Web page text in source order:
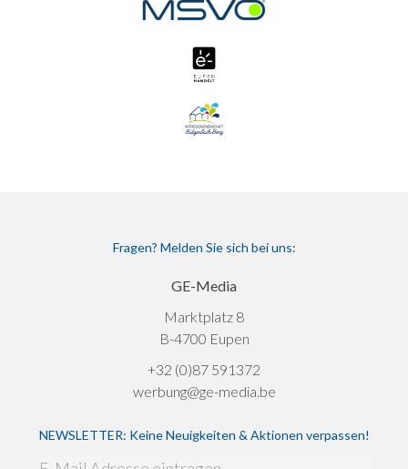
Fragen? Melden Sie sich bei uns:
GE-Media
Marktplatz 8
B-4700 Eupen
+32 (0)87 591372
werbung@ge-media.be
NEWSLETTER: Keine Neuigkeiten & Aktionen verpassen!